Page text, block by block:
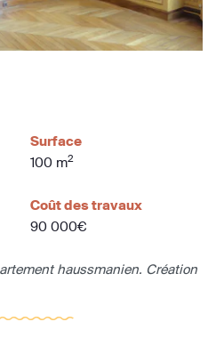
Surface
100 m2
Coût des travaux
90 000€
haussmanien. Création